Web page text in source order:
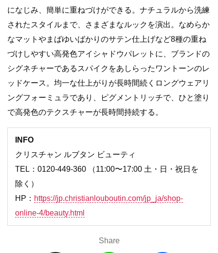
になじみ、簡単に重ねづけができる。ナチュラルから洗練
されたスタイルまで、さまざまなルックを演出。なめらか
なマットやまばゆいばかりのサテン仕上げなど8種の重ね
づけしやすい高発色アイシャドウパレットに、ブランドの
シグネチャーであるスパイクをあしらったワントーンのレ
ッドケース。均一な仕上がりが長時間続くロングウェアリ
ングフォーミュラであり、ピグメントリッチで、ひと塗り
で高発色のテクスチャーが長時間持続する。
INFO
クリスチャン ルブタン ビューティ
TEL：0120-449-360 （11:00〜17:00 土・日・祝日を
除く）
HP： https://jp.christianlouboutin.com/jp_ja/shop-
online-4/beauty.html
Share